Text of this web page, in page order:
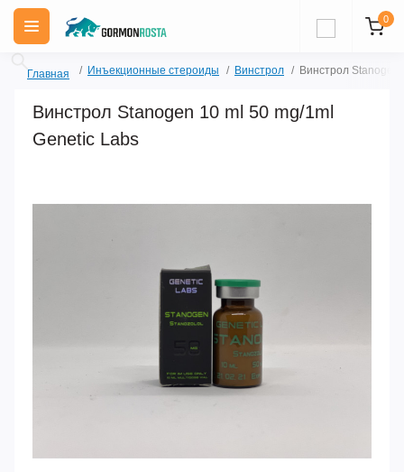
0
Главная Инъекционные стероиды Винстрол Винстрол Stanogen
Винстрол Stanogen 10 ml 50 mg/1ml
Genetic Labs